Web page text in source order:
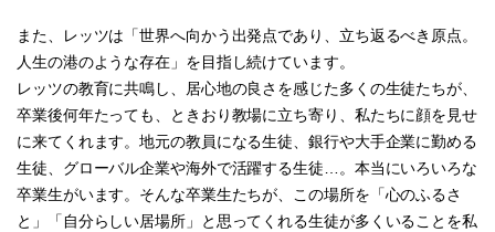
また、レッツは「世界へ向かう出発点であり、立ち返るべき原点。
人生の港のような存在」を目指し続けています。
レッツの教育に共鳴し、居心地の良さを感じた多くの生徒たちが、
卒業後何年たっても、ときおり教場に立ち寄り、私たちに顔を見せ
に来てくれます。地元の教員になる生徒、銀行や大手企業に勤める
生徒、グローバル企業や海外で活躍する生徒…。本当にいろいろな
卒業生がいます。そんな卒業生たちが、この場所を「心のふるさ
と」「自分らしい居場所」と思ってくれる生徒が多くいることを私